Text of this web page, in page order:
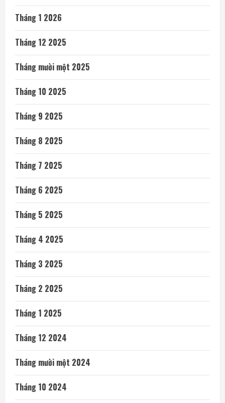
Tháng 1 2026
Tháng 12 2025
Tháng mười một 2025
Tháng 10 2025
Tháng 9 2025
Tháng 8 2025
Tháng 7 2025
Tháng 6 2025
Tháng 5 2025
Tháng 4 2025
Tháng 3 2025
Tháng 2 2025
Tháng 1 2025
Tháng 12 2024
Tháng mười một 2024
Tháng 10 2024